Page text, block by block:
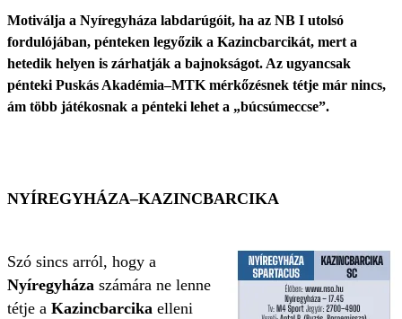
Motiválja a Nyíregyháza labdarúgóit, ha az NB I utolsó
fordulójában, pénteken legyőzik a Kazincbarcikát, mert a
hetedik helyen is zárhatják a bajnokságot. Az ugyancsak
pénteki Puskás Akadémia–MTK mérkőzésnek tétje már nincs,
ám több játékosnak a pénteki lehet a „búcsúmeccse”.
NYÍREGYHÁZA–KAZINCBARCIKA
Szó sincs arról, hogy a
Nyíregyháza számára ne lenne
tétje a Kazincbarcika elleni